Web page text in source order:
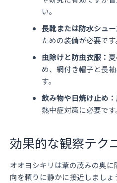
い。
長靴または防水シュー
ための装備が必要です
虫除けと防虫衣服：
め、網付き帽子と長
す。
飲み物や日焼け止め：
熱中症対策に必要です
効果的な観察テク
オオヨシキリは葦の茂みの奥
向を頼りに静かに接近しまし